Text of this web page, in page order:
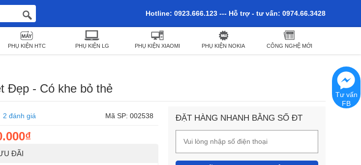
Hotline: 0923.666.123 --- Hỗ trợ - tư vấn: 0974.66.3428
PHỤ KIỆN HTC PHỤ KIỆN LG PHỤ KIỆN XIAOMI PHỤ KIỆN NOKIA CÔNG NGHỆ MỚI
Đẹp - Có khe bỏ thẻ
2 đánh giá Mã SP: 002538
ĐÃI
ĐẶT HÀNG NHANH BẰNG SỐ ĐT
Tư vấn
FB